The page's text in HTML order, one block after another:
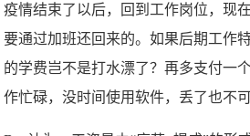
疫情结束了以后，回到工作岗位，现
要通过加班还回来的。如果后期工作
的学费岂不是打水漂了？再多支付一
作忙碌，没时间使用软件，丢了也不可